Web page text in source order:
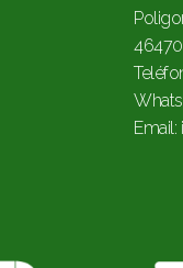
46470
Email: